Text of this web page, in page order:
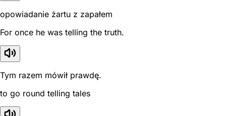
opowiadanie żartu z zapałem
For once he was telling the truth.
Tym razem mówił prawdę.
to go round telling tales